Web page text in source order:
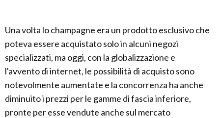
Una volta lo champagne era un prodotto esclusivo che
poteva essere acquistato solo in alcuni negozi
specializzati, ma oggi, con la globalizzazione e
l'avvento di internet, le possibilità di acquisto sono
notevolmente aumentate e la concorrenza ha anche
diminuito i prezzi per le gamme di fascia inferiore,
pronte per esse vendute anche sul mercato